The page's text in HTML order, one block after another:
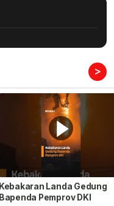
>
Kebakaran Landa Gedung
Bapenda Pemprov DKI